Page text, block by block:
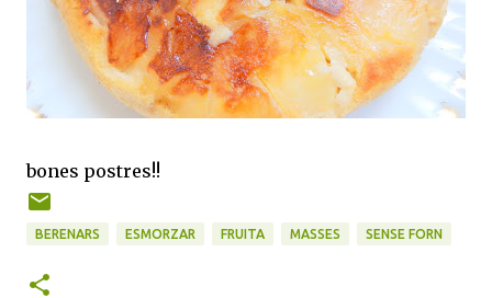
bones postres!!
BERENARS ESMORZAR FRUITA MASSES SENSE FORN